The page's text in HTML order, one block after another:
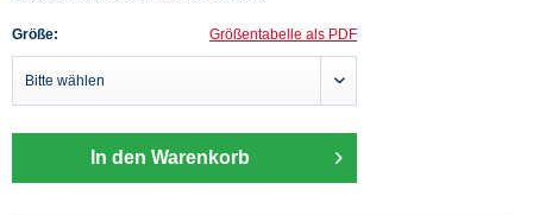
Größe: Größentabelle als PDF
In den Warenkorb